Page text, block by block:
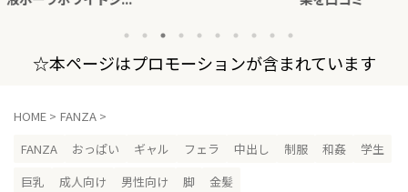
☆本ページはプロモーションが含まれています
HOME > FANZA >
FANZA
おっぱい ギャル フェラ 中出し 制服 和姦
学生
巨乳
成人向け 男性向け 脚 金髪